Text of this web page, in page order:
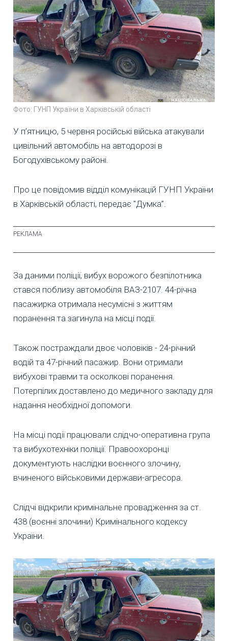
Фото: ГУНП України в Харківській області
У п’ятницю, 5 червня російські війська атакували
цивільний автомобіль на автодорозі в
Богодухівському районі.
Про це повідомив відділ комунікацій ГУНП України
в Харківській області, передає "Думка”.
За даними поліції, вибух ворожого безпілотника
стався поблизу автомобіля ВАЗ-2107. 44-річна
пасажирка отримала несумісні з життям
поранення та загинула на місці події.
Також постраждали двоє чоловіків - 24-річний
водій та 47-річний пасажир. Вони отримали
вибухові травми та осколкові поранення.
Потерпілих доставлено до медичного закладу для
надання необхідної допомоги.
На місці події працювали слідчо-оперативна група
та вибухотехніки поліції. Правоохоронці
документують наслідки воєнного злочину,
вчиненого військовими держави-агресора.
Слідчі відкрили кримінальне провадження за ст.
438 (воєнні злочини) Кримінального кодексу
України.